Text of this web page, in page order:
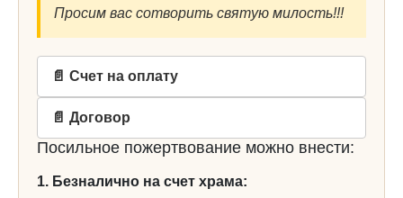
Просим вас сотворить святую милость!!!
📄 Счет на оплату
📄 Договор
Посильное пожертвование можно внести:
1. Безналично на счет храма: